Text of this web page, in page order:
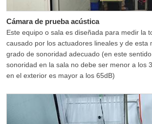
Cámara de prueba acústica
Este equipo o sala es diseñada para medir la
causado por los actuadores lineales y de esta
grado de sonoridad adecuado (en este
sonoridad en la sala no debe ser menor a los
en el exterior es mayor a los 65dB)